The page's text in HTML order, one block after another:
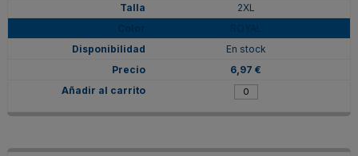
2XL
En stock
6,97 €